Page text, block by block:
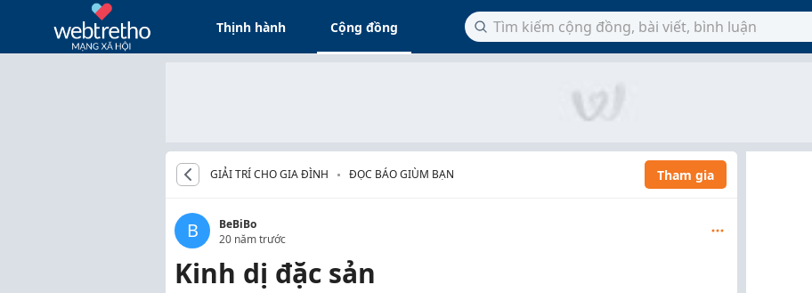
Thịnh hành Cộng đồng
GIẢI TRÍ CHO GIA ĐÌNH ĐỌC BÁO GIÙM BẠN Tham gia
B
BeBiBo
20 năm trước
Kinh dị đặc sản